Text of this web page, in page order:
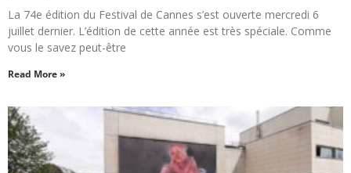
La 74e édition du Festival de Cannes s’est ouverte mercredi 6
juillet dernier. L’édition de cette année est très spéciale. Comme
vous le savez peut-être
Read More »